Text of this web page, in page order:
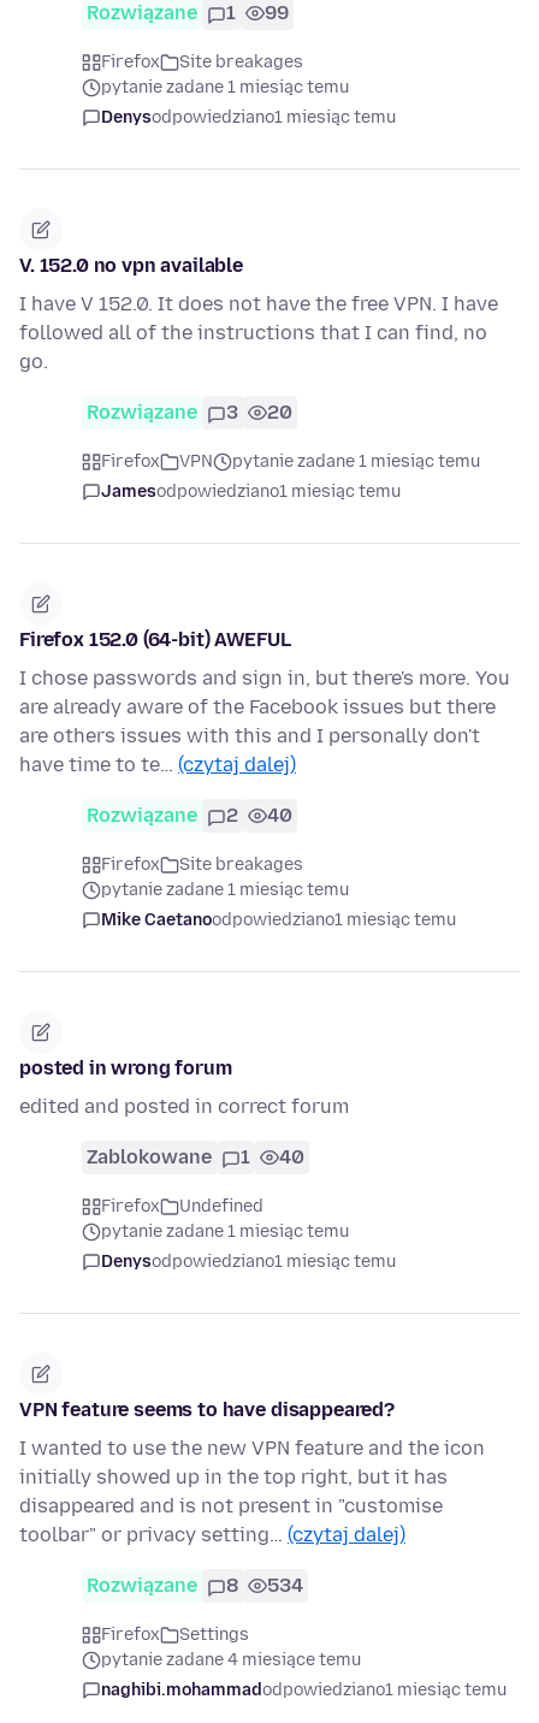
Rozwiązane 1 99
Firefox
Site breakages
pytanie zadane 1 miesiąc temu
Denysodpowiedziano1 miesiąc temu
V. 152.0 no vpn available
I have V 152.0. It does not have the free VPN. I have
followed all of the instructions that I can find, no
go.
Rozwiązane 3 20
Firefox VPN
pytanie zadane 1 miesiąc temu
Jamesodpowiedziano1 miesiąc temu
Firefox 152.0 (64-bit) AWEFUL
I chose passwords and sign in, but there's more. You
are already aware of the Facebook issues but there
are others issues with this and I personally don't
have time to te… (czytaj dalej)
Rozwiązane 2 40
Firefox
Site breakages
pytanie zadane 1 miesiąc temu
Mike Caetanoodpowiedziano1 miesiąc temu
posted in wrong forum
edited and posted in correct forum
Zablokowane 1 40
Firefox
Undefined
pytanie zadane 1 miesiąc temu
Denysodpowiedziano1 miesiąc temu
VPN feature seems to have disappeared?
I wanted to use the new VPN feature and the icon
initially showed up in the top right, but it has
disappeared and is not present in "customise
toolbar" or privacy setting… (czytaj dalej)
Rozwiązane 8 534
Firefox
Settings
pytanie zadane 4 miesiące temu
naghibi.mohammadodpowiedziano1 miesiąc temu